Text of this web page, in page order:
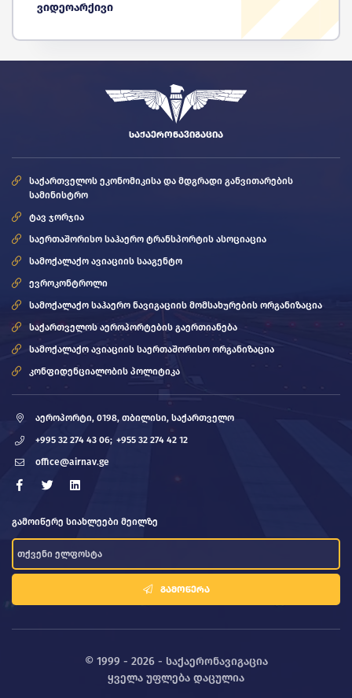
ვიდეოარქივი
ᲡᲐᲥᲐᲔᲠᲝᲜᲐᲕᲘᲒᲐᲪᲘᲐ
საქართველოს ეკონომიკისა და მდგრადი განვითარების
სამინისტრო
ტავ ჯორჯია
საერთაშორისო საჰაერო ტრანსპორტის ასოციაცია
სამოქალაქო ავიაციის სააგენტო
ევროკონტროლი
სამოქალაქო საჰაერო ნავიგაციის მომსახურების ორგანიზაცია
საქართველოს აეროპორტების გაერთიანება
სამოქალაქო ავიაციის საერთაშორისო ორგანიზაცია
კონფიდენციალობის პოლიტიკა
აეროპორტი, 0198, თბილისი, საქართველო
+995 32 274 43 06; +955 32 274 42 12
office@airnav.ge
გამოიწერე სიახლეები მეილზე
ᲒᲐᲛᲝᲬᲔᲠᲐ
© 1999 - 2026 - საქაერონავიგაცია
ყველა უფლება დაცულია